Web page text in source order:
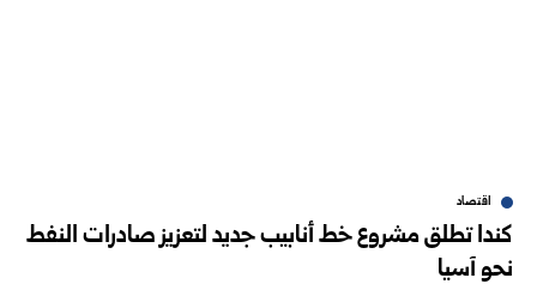
اقتصاد
كندا تطلق مشروع خط أنابيب جديد لتعزيز صادرات النفط
نحو آسيا